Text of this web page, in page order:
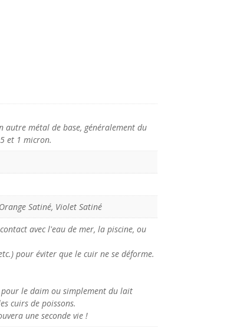
autre métal de base, généralement du
et 1 micron.
Satiné, Violet Satiné
avec l'eau de mer, la piscine, ou
pour éviter que le cuir ne se déforme.
pour le daim ou simplement du lait
cuirs de poissons.
une seconde vie !